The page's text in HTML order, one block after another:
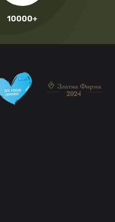
10000+